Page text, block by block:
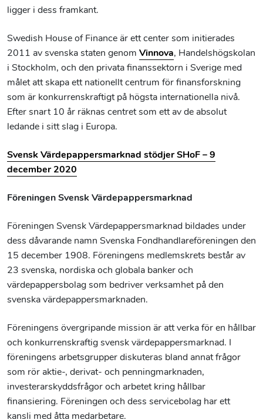
ligger i dess framkant.
Swedish House of Finance är ett center som initierades
2011 av svenska staten genom Vinnova, Handelshögskolan
i Stockholm, och den privata finanssektorn i Sverige med
målet att skapa ett nationellt centrum för finansforskning
som är konkurrenskraftigt på högsta internationella nivå.
Efter snart 10 år räknas centret som ett av de absolut
ledande i sitt slag i Europa.
Svensk Värdepappersmarknad stödjer SHoF – 9
december 2020
Föreningen Svensk Värdepappersmarknad
Föreningen Svensk Värdepappersmarknad bildades under
dess dåvarande namn Svenska Fondhandlareföreningen den
15 december 1908. Föreningens medlemskrets består av
23 svenska, nordiska och globala banker och
värdepappersbolag som bedriver verksamhet på den
svenska värdepappersmarknaden.
Föreningens övergripande mission är att verka för en hållbar
och konkurrenskraftig svensk värdepappersmarknad. I
föreningens arbetsgrupper diskuteras bland annat frågor
som rör aktie-, derivat- och penningmarknaden,
investerarskyddsfrågor och arbetet kring hållbar
finansiering. Föreningen och dess servicebolag har ett
kansli med åtta medarbetare.